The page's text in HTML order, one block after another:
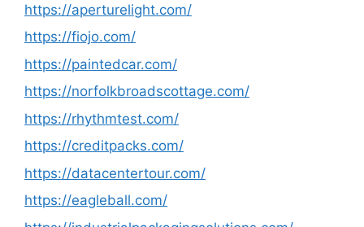
https://aperturelight.com/
https://fiojo.com/
https://paintedcar.com/
https://norfolkbroadscottage.com/
https://rhythmtest.com/
https://creditpacks.com/
https://datacentertour.com/
https://eagleball.com/